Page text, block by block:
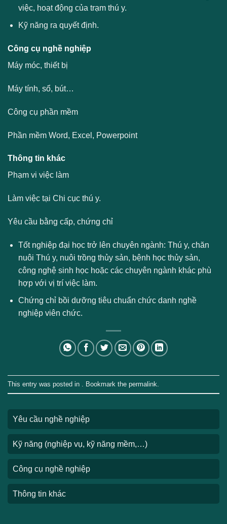
Yêu cầu nghề nghiệp
Kỹ năng (nghiệp vụ, kỹ năng mềm,…)
Công cụ nghề nghiệp
Thông tin khác
việc, hoạt động của trạm thú y.
Kỹ năng ra quyết định.
Công cụ nghề nghiệp
Máy móc, thiết bị
Máy tính, sổ, bút…
Công cụ phần mềm
Phần mềm Word, Excel, Powerpoint
Thông tin khác
Phạm vi việc làm
Làm việc tại Chi cục thú y.
Yêu cầu bằng cấp, chứng chỉ
Tốt nghiệp đại học trở lên chuyên ngành: Thú y, chăn
nuôi Thú y, nuôi trồng thủy sản, bệnh học thủy sản,
công nghệ sinh học hoặc các chuyên ngành khác phù
hợp với vị trí việc làm.
Chứng chỉ bồi dưỡng tiêu chuẩn chức danh nghề
nghiệp viên chức.
This entry was posted in . Bookmark the permalink